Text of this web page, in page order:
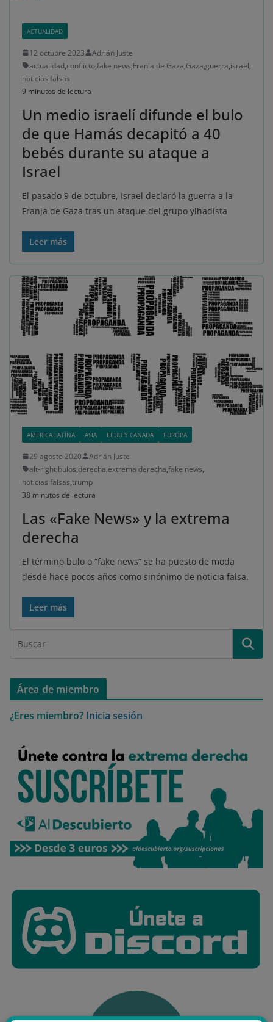
ACTUALIDAD
12 octubre 2023
Adrián Juste
actualidad,conflicto,fake news,Franja de Gaza,Gaza,guerra,israel,
noticias falsas
9 minutos de lectura
Un medio israelí difunde el bulo
de que Hamás decapitó a 40
bebés durante su ataque a
Israel
El pasado 9 de octubre, Israel declaró la guerra a la
Franja de Gaza tras un ataque del grupo yihadista
Leer más
AMÉRICA LATINA ASIA EEUU Y CANADÁ EUROPA
29 agosto 2020
Adrián Juste
alt-right,bulos,derecha,extrema derecha,fake news,
noticias falsas,trump
38 minutos de lectura
Las «Fake News» y la extrema
derecha
El término bulo o “fake news” se ha puesto de moda
desde hace pocos años como sinónimo de noticia falsa.
Leer más
Área de miembro
¿Eres miembro? Inicia sesión